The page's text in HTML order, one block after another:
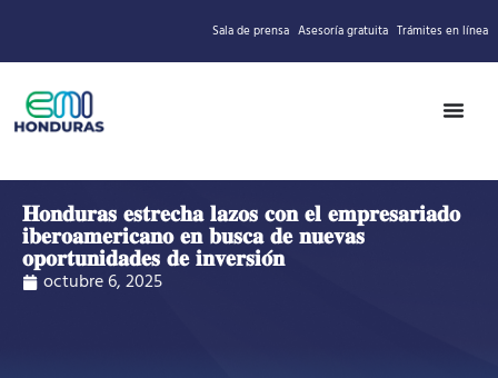
Sala de prensa Asesoría gratuita Trámites en línea
𝐇𝐨𝐧𝐝𝐮𝐫𝐚𝐬 𝐞𝐬𝐭𝐫𝐞𝐜𝐡𝐚 𝐥𝐚𝐳𝐨𝐬 𝐜𝐨𝐧 𝐞𝐥 𝐞𝐦𝐩𝐫𝐞𝐬𝐚𝐫𝐢𝐚𝐝𝐨
𝐢𝐛𝐞𝐫𝐨𝐚𝐦𝐞𝐫𝐢𝐜𝐚𝐧𝐨 𝐞𝐧 𝐛𝐮𝐬𝐜𝐚 𝐝𝐞 𝐧𝐮𝐞𝐯𝐚𝐬
𝐨𝐩𝐨𝐫𝐭𝐮𝐧𝐢𝐝𝐚𝐝𝐞𝐬 𝐝𝐞 𝐢𝐧𝐯𝐞𝐫𝐬𝐢𝐨́𝐧
octubre 6, 2025